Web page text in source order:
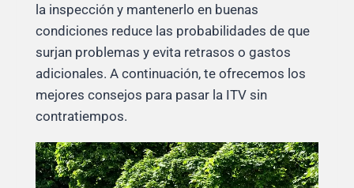
la inspección y mantenerlo en buenas
condiciones reduce las probabilidades de que
surjan problemas y evita retrasos o gastos
adicionales. A continuación, te ofrecemos los
mejores consejos para pasar la ITV sin
contratiempos.